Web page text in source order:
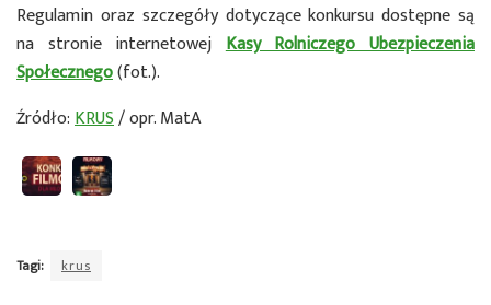
Regulamin oraz szczegóły dotyczące konkursu dostępne są
na stronie internetowejKasy Rolniczego Ubezpieczenia
Społecznego(fot.).
Źródło:KRUS/ opr. MatA
Tagi: krus